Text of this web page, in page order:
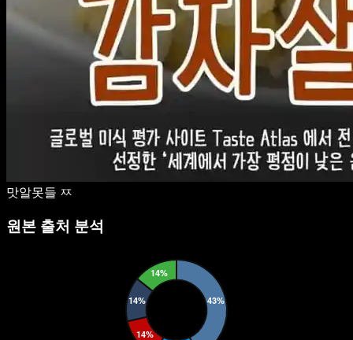
맛알못들 ㅉ
원본 출처 분석